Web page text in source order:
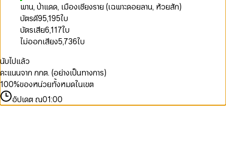
พาน, ป่าแดด, เมืองเชียงราย (เฉพาะดอยลาน, ห้วยสัก)
บัตรดี95,195ใบ
บัตรเสีย6,117ใบ
ไม่ออกเสียง5,736ใบ
นับไปแล้ว
คะแนนจาก กกต. (อย่างเป็นทางการ)
100%ของหน่วยทั้งหมดในเขต
อัปเดต ณ01:00